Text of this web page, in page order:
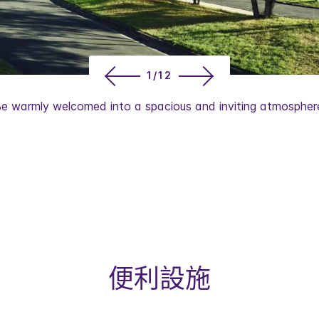
warmly welcomed into a spacious and inviting
1/12
便利設施